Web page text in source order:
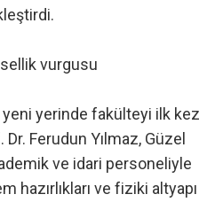
vurgusu
yerinde fakülteyi ilk kez
Ferudun Yılmaz, Güzel
ve idari personeliyle
hazırlıkları ve fiziki altyapı